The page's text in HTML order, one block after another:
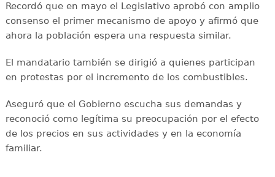
Recordó que en mayo el Legislativo aprobó con amplio
consenso el primer mecanismo de apoyo y afirmó que
ahora la población espera una respuesta similar.
El mandatario también se dirigió a quienes participan
en protestas por el incremento de los combustibles.
Aseguró que el Gobierno escucha sus demandas y
reconoció como legítima su preocupación por el efecto
de los precios en sus actividades y en la economía
familiar.